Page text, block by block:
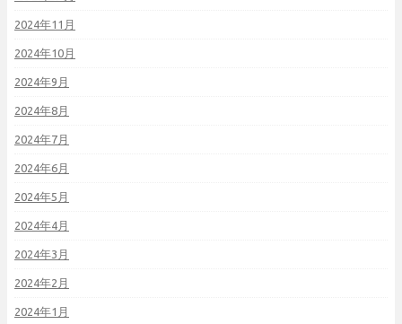
2024年11月
2024年10月
2024年9月
2024年8月
2024年7月
2024年6月
2024年5月
2024年4月
2024年3月
2024年2月
2024年1月